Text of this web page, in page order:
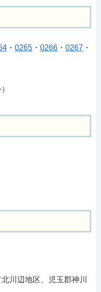
・ 0265 ・ 0266 ・ 0267 ・
川辺地区、児玉郡神川